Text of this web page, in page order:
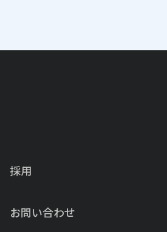
採用
お問い合わせ